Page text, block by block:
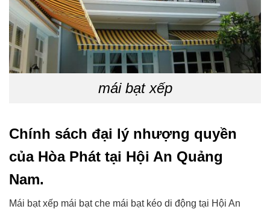
mái bạt xếp
Chính sách đại lý nhượng quyền
của Hòa Phát tại Hội An Quảng
Nam.
Mái bạt xếp mái bạt che mái bạt kéo di động tại Hội An